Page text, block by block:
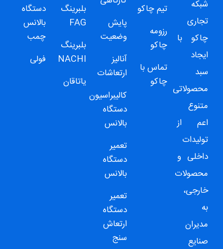
شبکه
تجاری
چاکو با
ایجاد
سبد
محصولاتی
متنوع
اعم از
تولیدات
داخلی و
محصولات
خارجی،
به
مدیران
صنایع
تیم چاکو
رزومه
چاکو
تماس با
چاکو
پایش
وضعیت
آنالیز
ارتعاشات
کالیبراسیون
دستگاه
بالانس
تعمیر
دستگاه
بالانس
تعمیر
دستگاه
ارتعاش
سنج
بلبرینگ
FAG
بلبرینگ
NACHI
یاتاقان
دستگاه
بالانس
چمب
فولی